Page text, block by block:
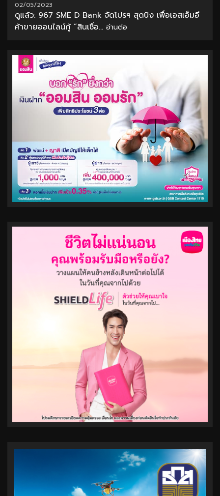
02/05/2023
ดูแล้ว: 967 SME D Bank จัดโปรฯ สุดปัง เพื่อเอสเอ็มอี
ค้าขายออนไลน์กู้ “สินเชื่อ... อ่านต่อ